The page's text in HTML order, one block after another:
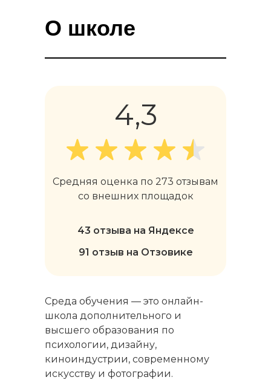
О школе
Среда обучения — это онлайн-
школа дополнительного и
высшего образования по
психологии, дизайну,
киноиндустрии, современному
искусству и фотографии.
Средняя оценка по 273 отзывам
со внешних площадок
4,3
43 отзыва на Яндексе
91 отзыв на Отзовике